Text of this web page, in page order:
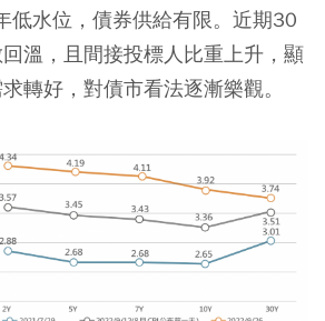
低水位，債券供給有限。近期30
溫，且間接投標人比重上升，顯
轉好，對債市看法逐漸樂觀。